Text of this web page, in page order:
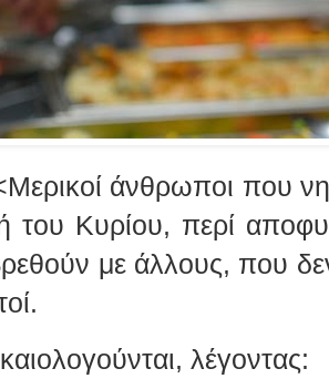
άν­θρω­ποι που
του Κυ­ρί­ου, περί
με άλ­λους, που
λέ­γον­τας: